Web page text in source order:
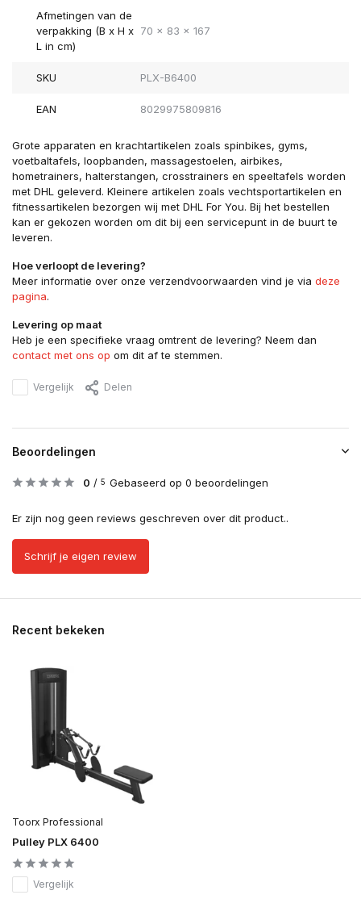
Afmetingen van de
verpakking (B x H x
L in cm)
70 x 83 x 167
SKU PLX-B6400
EAN 8029975809816
Grote apparaten en krachtartikelen zoals spinbikes, gyms,
voetbaltafels, loopbanden, massagestoelen, airbikes,
hometrainers, halterstangen, crosstrainers en speeltafels worden
met DHL geleverd. Kleinere artikelen zoals vechtsportartikelen en
fitnessartikelen bezorgen wij met DHL For You. Bij het bestellen
kan er gekozen worden om dit bij een servicepunt in de buurt te
leveren.
Hoe verloopt de levering?
Meer informatie over onze verzendvoorwaarden vind je via deze
pagina.
Levering op maat
Heb je een specifieke vraag omtrent de levering? Neem dan
contact met ons op om dit af te stemmen.
Vergelijk Delen
Beoordelingen
0 / 5 Gebaseerd op 0 beoordelingen
Er zijn nog geen reviews geschreven over dit product..
Schrijf je eigen review
Recent bekeken
Toorx Professional
Pulley PLX 6400
Vergelijk